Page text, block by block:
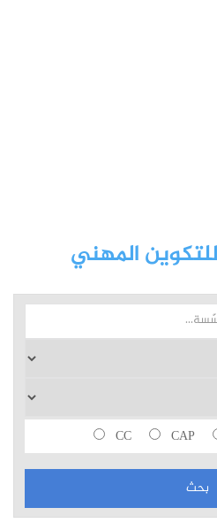
المهني
CAP
CC